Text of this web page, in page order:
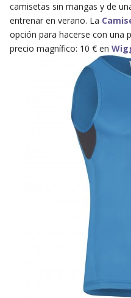
camisetas sin mangas y de
entrenar en verano. La
opción para hacerse con una
precio magnífico: 10 € en